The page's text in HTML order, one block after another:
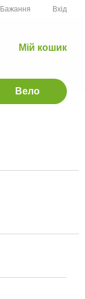
Бажання Вхід
Мій кошик
Вело